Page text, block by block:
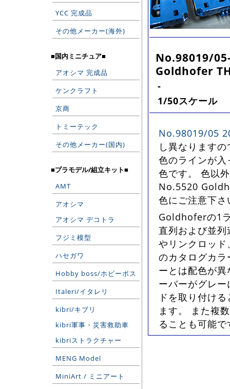
YCC 完成品
その他メーカー(海外)
■国内ミニチュア■
アオシマ 完成品
ケンクラフト
京商
トミーテック
その他メーカー(国内)
■プラモデル/組立キット■
AMT
アオシマ
アオシマ デコトラ
フジミ模型
ハセガワ
Hobby boss/ホビーボス
Italeri/イタレリ
kibri/キブリ
kibri軍事・災害救助車
kibriストラクチャー
MENG Model
MiniArt / ミニアート
No.98019/
Goldhofer
-
1/50スケール
No.98019/05
し異なります
色のラインが
色です。 色以
No.5520
色にご注意下さ
Goldhoferの1
直列および並
やリンクロッ
のカタログカ
ーとは配色が
ーバーがグレ
ドを取り付け
ます。 また複
ることも可能